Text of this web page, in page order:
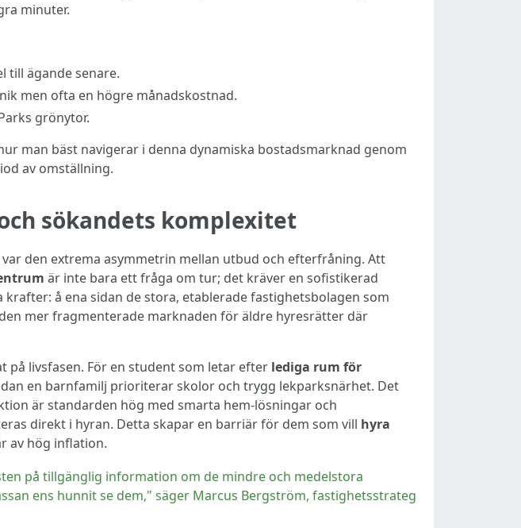
minuter.
till ägande senare.
men ofta en högre månadskostnad.
grönytor.
man bäst navigerar i denna dynamiska bostadsmarknad genom
av omställning.
sökandets komplexitet
den extrema asymmetrin mellan utbud och efterfråning. Att
är inte bara ett fråga om tur; det kräver en sofistikerad
å ena sidan de stora, etablerade fastighetsbolagen som
mer fragmenterade marknaden för äldre hyresrätter där
på livsfasen. För en student som letar efter lediga rum för
en barnfamilj prioriterar skolor och trygg lekparksnärhet. Det
är standarden hög med smarta hem-lösningar och
direkt i hyran. Detta skapar en barriär för dem som vill hyra
av hög inflation.
på tillgänglig information om de mindre och medelstora
ens hunnit se dem," säger Marcus Bergström, fastighetsstrateg